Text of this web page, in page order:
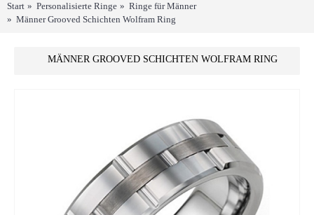
Start Personalisierte Ringe
Ringe für Männer
Männer Grooved Schichten Wolfram Ring
MÄNNER GROOVED SCHICHTEN WOLFRAM RING